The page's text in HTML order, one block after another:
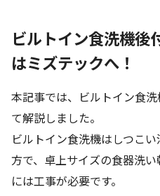
ビルトイン食洗機後
はミズテックへ！
本記事では、ビルトイン食
て解説しました。
ビルトイン食洗機はしつこ
方で、卓上サイズの食器洗
には工事が必要です。